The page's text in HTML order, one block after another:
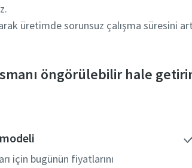
üretimde sorunsuz çalışma süresini
öngörülebilir hale
için bugünün fiyatlarını